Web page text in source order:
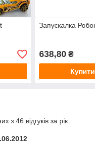
Запускалка
638,80₴
Купити
з 46 відгуків за рік